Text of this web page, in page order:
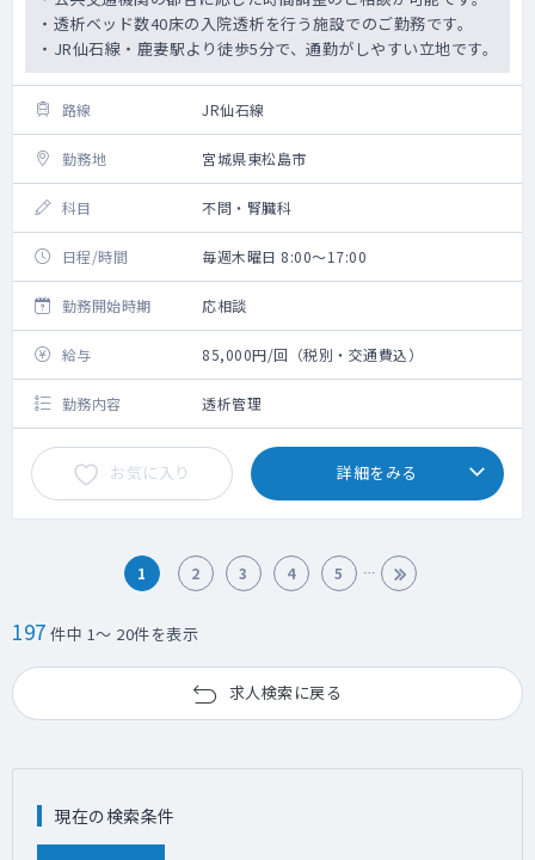
・透析ベッド数40床の入院透析を行う施設でのご勤務です。
・JR仙石線・鹿妻駅より徒歩5分で、通勤がしやすい立地です。
路線 JR仙石線
勤務地 宮城県東松島市
科目 不問・腎臓科
日程/時間 毎週木曜日 8:00～17:00
勤務開始時期 応相談
給与 85,000円/回（税別・交通費込）
勤務内容 透析管理
お気に入り 詳細をみる
1 2 3 4 5
197 件中 1～ 20件を表示
求人検索に戻る
現在の検索条件